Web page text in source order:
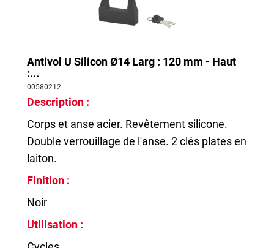
Antivol U Silicon Ø14 Larg : 120 mm - Haut
:...
00580212
Description :
Corps et anse acier. Revêtement silicone.
Double verrouillage de l'anse. 2 clés plates en
laiton.
Finition :
Noir
Utilisation :